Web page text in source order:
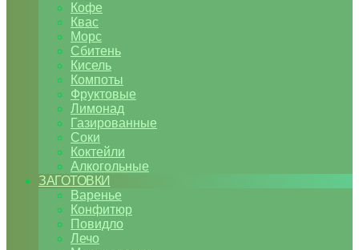
Кофе
Квас
Морс
Сбитень
Кисель
Компоты
Фруктовые
Лимонад
Газированные
Соки
Коктейли
Алкогольные
ЗАГОТОВКИ
Варенье
Конфитюр
Повидло
Лечо